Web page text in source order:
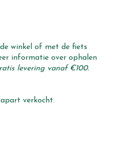
winkel of met de fiets
informatie over ophalen
levering vanaf €100.
verkocht.